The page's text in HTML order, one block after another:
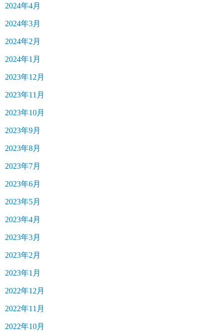
2024年4月
2024年3月
2024年2月
2024年1月
2023年12月
2023年11月
2023年10月
2023年9月
2023年8月
2023年7月
2023年6月
2023年5月
2023年4月
2023年3月
2023年2月
2023年1月
2022年12月
2022年11月
2022年10月